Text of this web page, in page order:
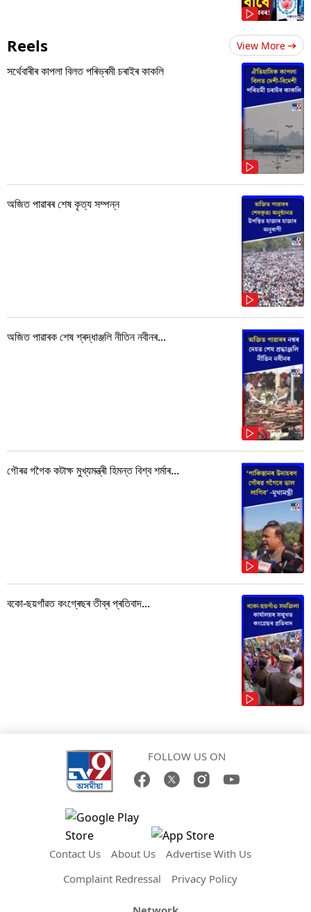
Reels View More
সৰ্থেবাৰীৰ কাপলা বিলত পৰিভ্ৰমী চৰাইৰ কাকলি
অজিত পাৱাৰৰ শেষ কৃত্য সম্পন্ন
অজিত পাৱাৰক শেষ শ্ৰদ্ধাঞ্জলি নীতিন নবীনৰ...
গৌৰৱ গগৈক কটাক্ষ মুখ্যমন্ত্ৰী হিমন্ত বিশ্ব শৰ্মাৰ...
বকো-ছয়গাঁৱত কংগ্ৰেছৰ তীব্ৰ প্ৰতিবাদ...
FOLLOW US ON
Contact Us About Us
Advertise With Us
Complaint Redressal
Privacy Policy